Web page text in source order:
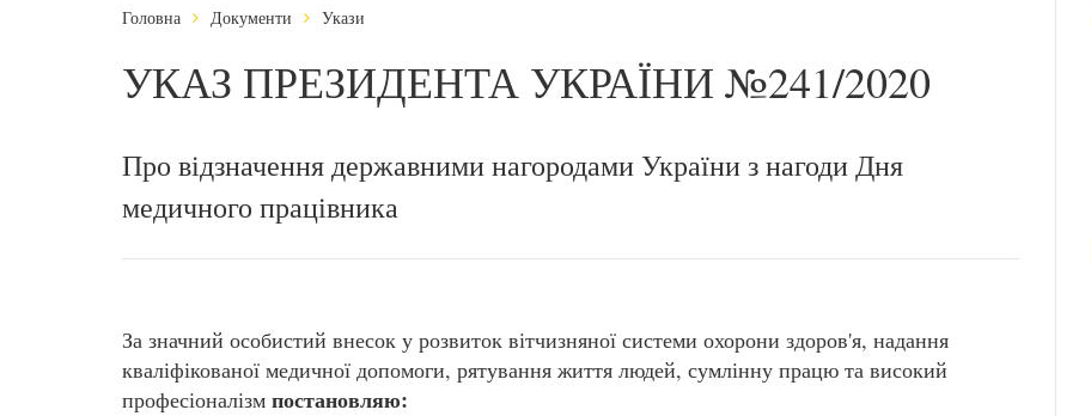
Головна Документи Укази
УКАЗ ПРЕЗИДЕНТА УКРАЇНИ №241/2020
Про відзначення державними нагородами України з нагоди Дня
медичного працівника
За значний особистий внесок у розвиток вітчизняної системи охорони здоров'я, надання
кваліфікованої медичної допомоги, рятування життя людей, сумлінну працю та високий
професіоналізм постановляю: